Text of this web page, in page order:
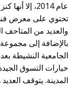
عام 2014،
تحتوي على معرض فني
والعديد من المتاحف
بالإضافة إلى مجموعة
الجامعية النشيطة
خيارات التسوق
المدينة. يتوقف